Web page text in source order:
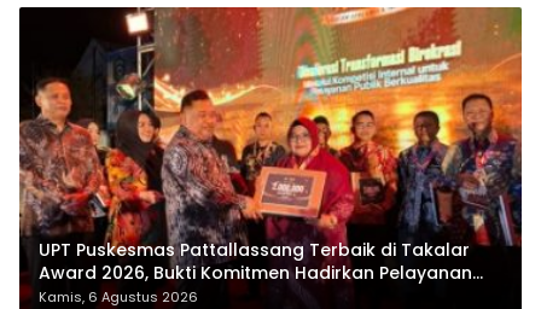
UPT Puskesmas Pattallassang Terbaik di Takalar
Award 2026, Bukti Komitmen Hadirkan Pelayanan
Kesehatan Berkualitas
Kamis, 6 Agustus 2026